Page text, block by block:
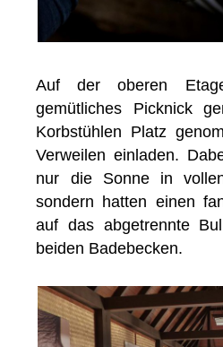
Auf der oberen
gemütliches Picknick
Korbstühlen Platz
Verweilen einladen.
nur die Sonne in
sondern hatten einen
auf das abgetrennte
beiden Badebecken.